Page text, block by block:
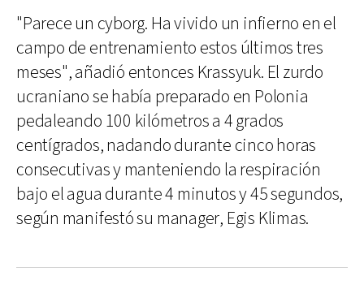
"Parece un cyborg. Ha vivido un infierno en el
campo de entrenamiento estos últimos tres
meses", añadió entonces Krassyuk. El zurdo
ucraniano se había preparado en Polonia
pedaleando 100 kilómetros a 4 grados
centígrados, nadando durante cinco horas
consecutivas y manteniendo la respiración
bajo el agua durante 4 minutos y 45 segundos,
según manifestó su manager, Egis Klimas.